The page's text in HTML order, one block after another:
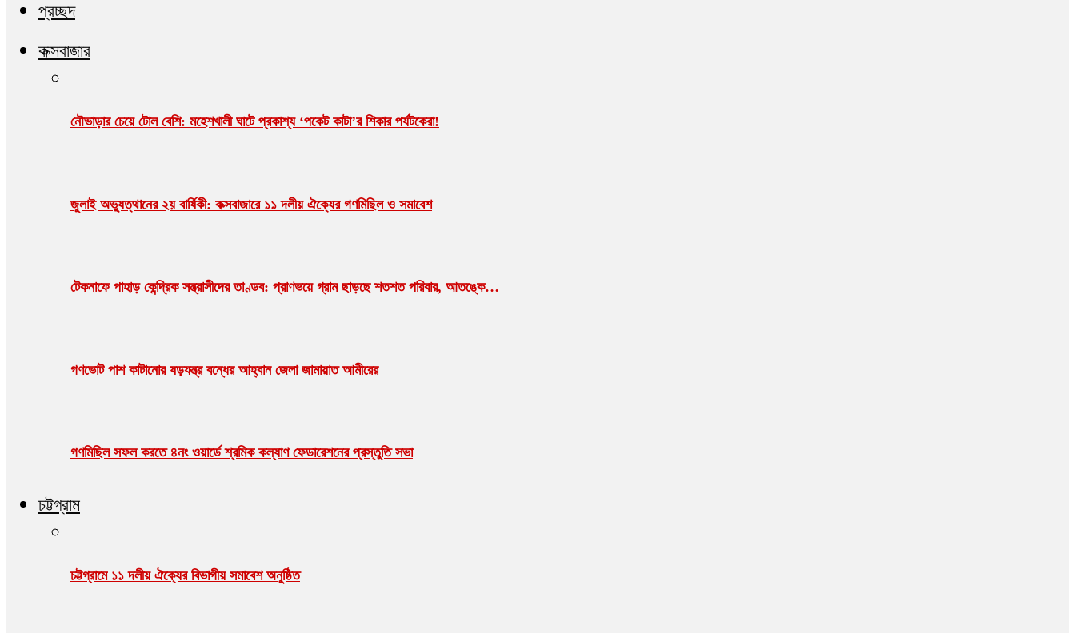
প্রচ্ছদ
কক্সবাজার
নৌভাড়ার চেয়ে টোল বেশি: মহেশখালী ঘাটে প্রকাশ্য ‘পকেট কাটা’র শিকার পর্যটকেরা!
জুলাই অভ্যুত্থানের ২য় বার্ষিকী: কক্সবাজারে ১১ দলীয় ঐক্যের গণমিছিল ও সমাবেশ
টেকনাফে পাহাড় কেন্দ্রিক সন্ত্রাসীদের তাণ্ডব: প্রাণভয়ে গ্রাম ছাড়ছে শতশত পরিবার, আতঙ্কে…
গণভোট পাশ কাটানোর ষড়যন্ত্র বন্ধের আহ্বান জেলা জামায়াত আমীরের
গণমিছিল সফল করতে ৪নং ওয়ার্ডে শ্রমিক কল্যাণ ফেডারেশনের প্রস্তুতি সভা
চট্টগ্রাম
চট্টগ্রামে ১১ দলীয় ঐক্যের বিভাগীয় সমাবেশ অনুষ্ঠিত